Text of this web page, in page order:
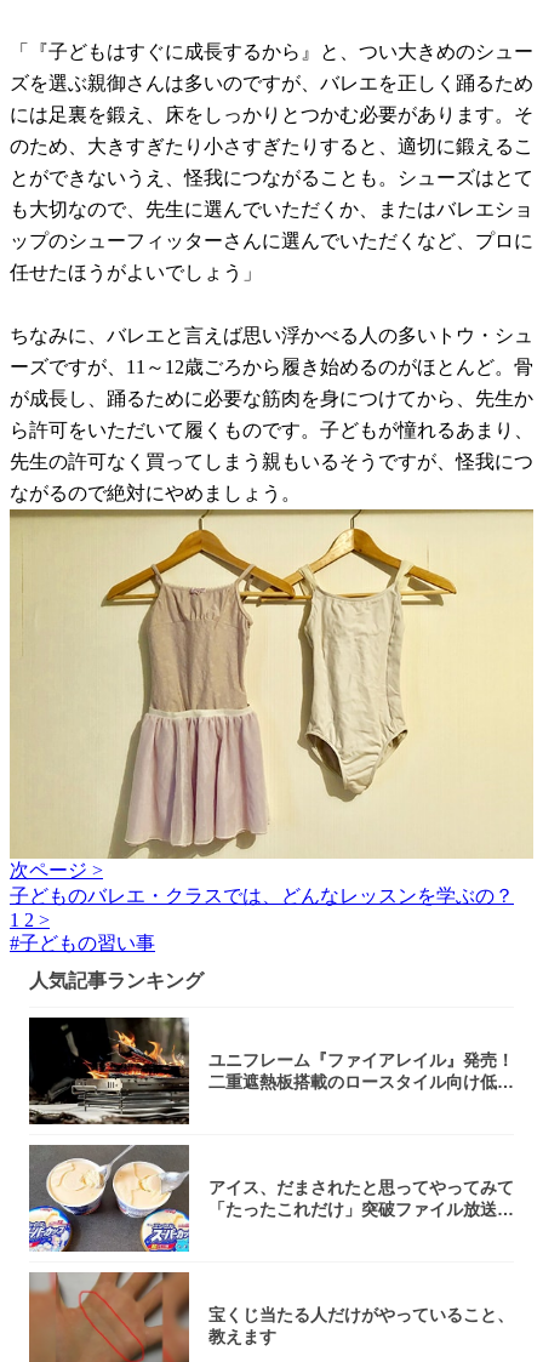
「『子どもはすぐに成長するから』と、つい大きめのシュー
ズを選ぶ親御さんは多いのですが、バレエを正しく踊るため
には足裏を鍛え、床をしっかりとつかむ必要があります。そ
のため、大きすぎたり小さすぎたりすると、適切に鍛えるこ
とができないうえ、怪我につながることも。シューズはとて
も大切なので、先生に選んでいただくか、またはバレエショ
ップのシューフィッターさんに選んでいただくなど、プロに
任せたほうがよいでしょう」
ちなみに、バレエと言えば思い浮かべる人の多いトウ・シュ
ーズですが、11～12歳ごろから履き始めるのがほとんど。骨
が成長し、踊るために必要な筋肉を身につけてから、先生か
ら許可をいただいて履くものです。子どもが憧れるあまり、
先生の許可なく買ってしまう親もいるそうですが、怪我につ
ながるので絶対にやめましょう。
次ページ >
子どものバレエ・クラスでは、どんなレッスンを学ぶの？
1 2 >
#子どもの習い事
人気記事ランキング
ユニフレーム『ファイアレイル』発売！
二重遮熱板搭載のロースタイル向け低型
アイス、だまされたと思ってやってみて
「たったこれだけ」突破ファイル放送で
宝くじ当たる人だけがやっていること、
教えます